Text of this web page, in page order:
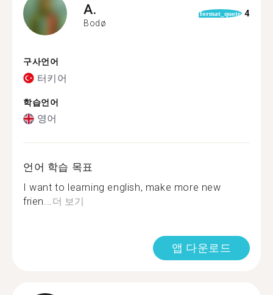
A.
Bodø
format_quote 4
구사언어
터키어
학습언어
영어
언어 학습 목표
I want to learning english, make more new
frien...더 보기
앱 다운로드